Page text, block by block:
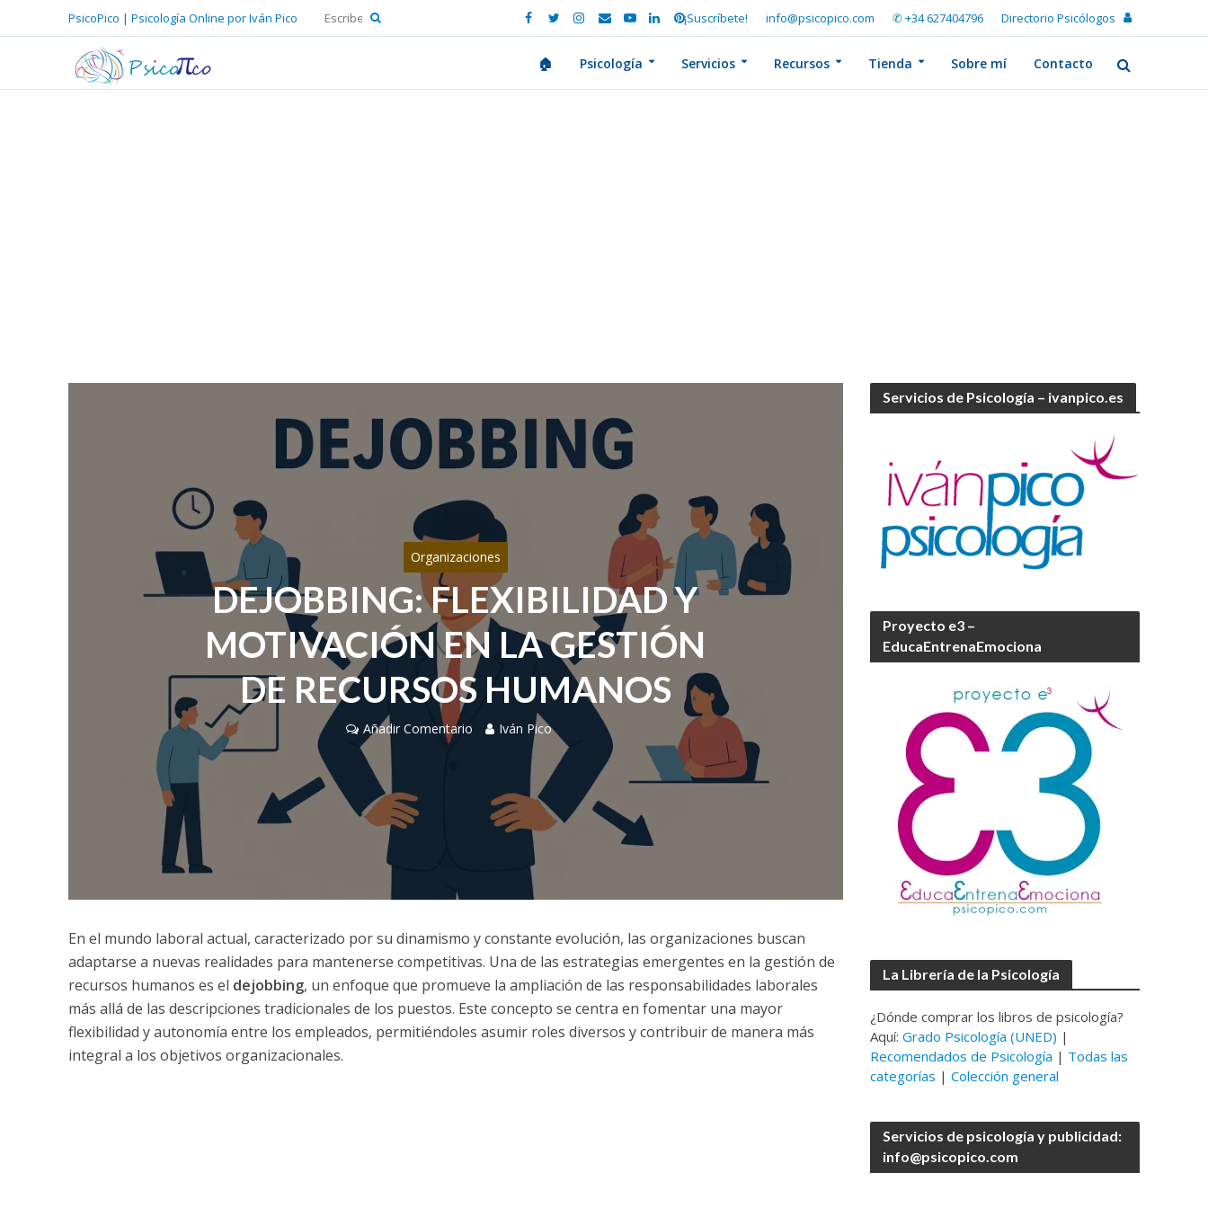
PsicoPico | Psicología Online por Iván Pico ¡Suscríbete! info@psicopico.com ✆ +34 627404796 Directorio Psicólogos
🏠 Psicología Servicios Recursos Tienda Sobre mí Contacto
Organizaciones
DEJOBBING: FLEXIBILIDAD Y
MOTIVACIÓN EN LA GESTIÓN
DE RECURSOS HUMANOS
Añadir Comentario Iván Pico
En el mundo laboral actual, caracterizado por su dinamismo y constante evolución, las organizaciones buscan
adaptarse a nuevas realidades para mantenerse competitivas. Una de las estrategias emergentes en la gestión de
recursos humanos es el dejobbing, un enfoque que promueve la ampliación de las responsabilidades laborales
más allá de las descripciones tradicionales de los puestos. Este concepto se centra en fomentar una mayor
flexibilidad y autonomía entre los empleados, permitiéndoles asumir roles diversos y contribuir de manera más
integral a los objetivos organizacionales.
Servicios de Psicología – ivanpico.es
Proyecto e3 –
EducaEntrenaEmociona
La Librería de la Psicología
¿Dónde comprar los libros de psicología?
Aquí:Grado Psicología (UNED) |
Recomendados de Psicología | Todas las
categorías |Colección general
Servicios de psicología y publicidad:
info@psicopico.com